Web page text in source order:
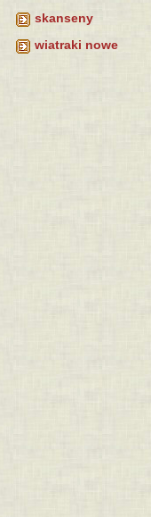
skanseny
wiatraki nowe